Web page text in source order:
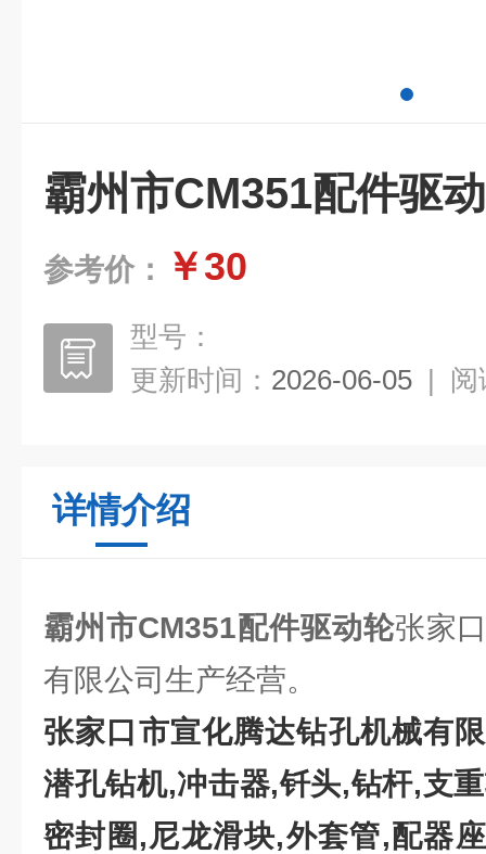
霸州市CM351配件驱
参考价： ￥30
型号：
更新时间： 2026-06-05 | 阅
详情介绍
霸州市CM351配件驱动轮张家
有限公司生产经营。
张家口市宣化腾达钻孔机械有
潜孔钻机,冲击器,钎头,钻杆,支
密封圈,尼龙滑块,外套管,配器